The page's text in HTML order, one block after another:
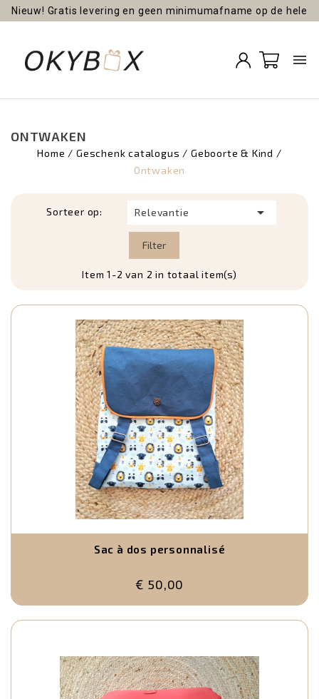
Nieuw! Gratis levering en geen minimumafname op de hele

ONTWAKEN
Home Geschenk catalogus
Geboorte & Kind
Ontwaken
Sorteer op: Relevantie 
Filter
Item 1-2 van 2 in totaal item(s)
Sac à dos personnalisé
€ 50,00